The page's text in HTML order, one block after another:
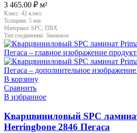
3 465.00 ₽ м²
Класс: 42 класс
Толщина: 5 мм
Материал: SPC, ПВХ
Тип соединения: Замковое
В корзину
Сравнить
В избранное
Кварцвиниловый SPC
Herringbone 2846 Пегаса